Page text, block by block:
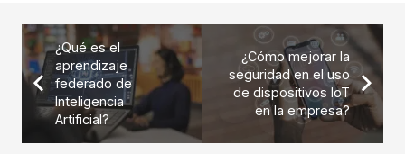
¿Qué es el
aprendizaje
federado de
Inteligencia
Artificial?
¿Cómo mejorar la
seguridad en el uso
de dispositivos IoT
en la empresa?